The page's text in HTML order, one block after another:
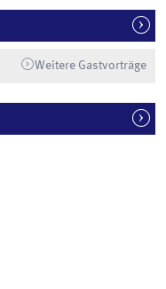
Weitere Gastvorträge